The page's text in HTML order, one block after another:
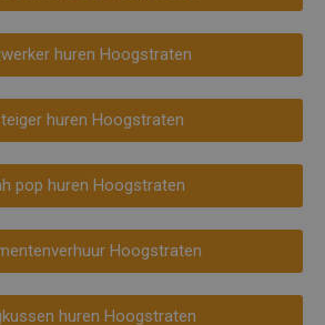
huren Hoogstraten
huren Hoogstraten
pop huren Hoogstraten
Hoogstraten
huren Hoogstraten